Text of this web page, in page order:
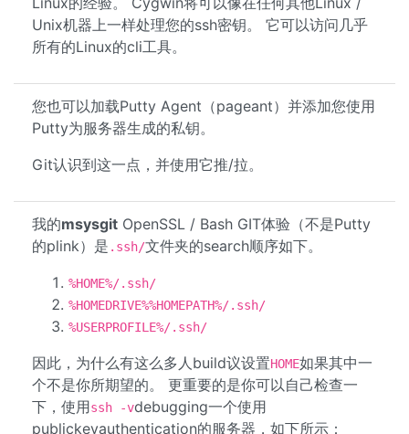
Unix机器上一样处理您的ssh密钥。 它可以访问几乎
所有的Linux的cli工具。
您也可以加载Putty Agent（pageant）并添加您使用
Putty为服务器生成的私钥。
Git认识到这一点，并使用它推/拉。
我的msysgit OpenSSL / Bash GIT体验（不是Putty
的plink）是 .ssh/文件夹的search顺序如下。
%HOME%/.ssh/
%HOMEDRIVE%%HOMEPATH%/.ssh/
%USERPROFILE%/.ssh/
因此，为什么有这么多人build议设置HOME如果其中一
个不是你所期望的。 更重要的是你可以自己检查一
下，使用ssh -vdebugging一个使用
publickeyauthentication的服务器，如下所示：